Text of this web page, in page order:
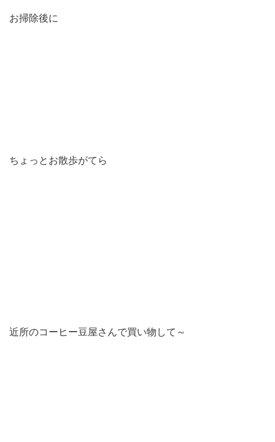
お掃除後に
ちょっとお散歩がてら
近所のコーヒー豆屋さんで買い物して～